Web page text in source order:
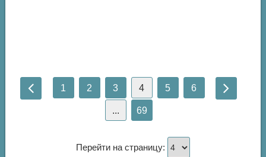
1 2 3 4 5 6
... 69
Перейти на страницу: